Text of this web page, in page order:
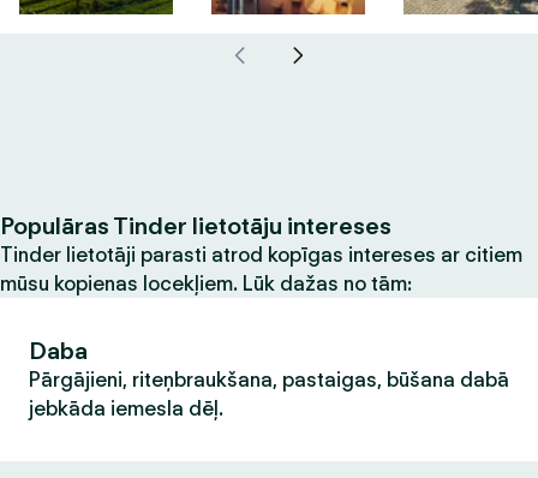
Populāras Tinder lietotāju intereses
Tinder lietotāji parasti atrod kopīgas intereses ar citiem
mūsu kopienas locekļiem. Lūk dažas no tām:
Daba
Pārgājieni, riteņbraukšana, pastaigas, būšana dabā
jebkāda iemesla dēļ.